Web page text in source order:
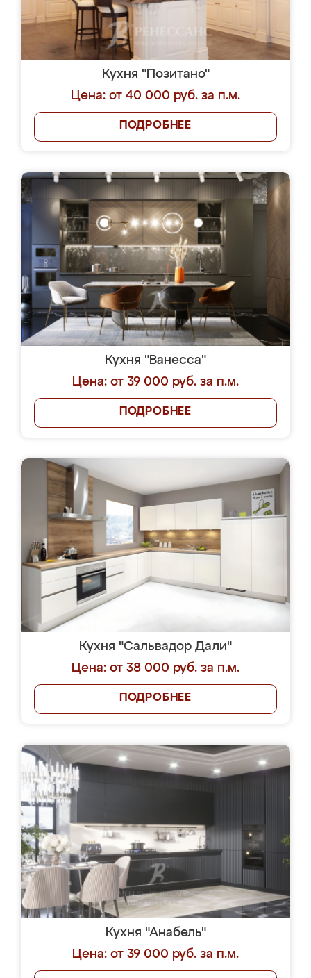
Кухня "Позитано"
Цена: от 40 000 руб. за п.м.
ПОДРОБНЕЕ
Кухня "Ванесса"
Цена: от 39 000 руб. за п.м.
ПОДРОБНЕЕ
Кухня "Сальвадор Дали"
Цена: от 38 000 руб. за п.м.
ПОДРОБНЕЕ
Кухня "Анабель"
Цена: от 39 000 руб. за п.м.